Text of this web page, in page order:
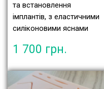
та встановлення
імплантів, з еластичними
силіконовими яснами
1 700 грн.